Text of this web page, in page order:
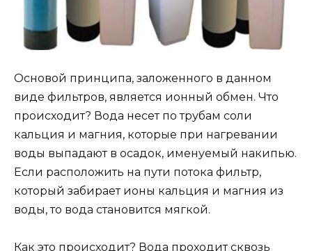
Основой принципа, заложенного в данном
виде фильтров, является ионный обмен. Что
происходит? Вода несет по трубам соли
кальция и магния, которые при нагревании
воды выпадают в осадок, именуемый накипью.
Если расположить на пути потока фильтр,
который забирает ионы кальция и магния из
воды, то вода становится мягкой.
Как это происходит? Вода проходит сквозь